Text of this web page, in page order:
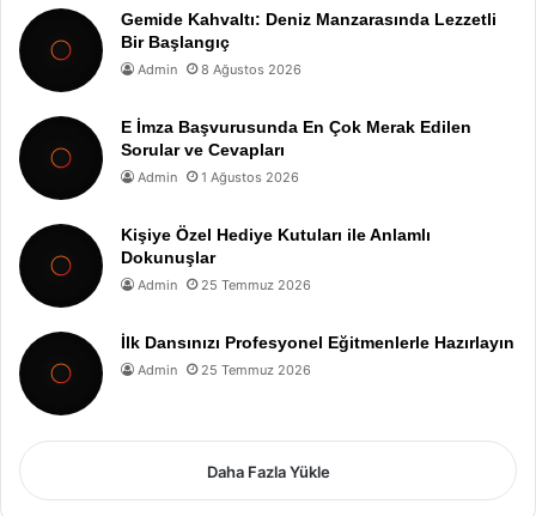
Gemide Kahvaltı: Deniz Manzarasında Lezzetli
Bir Başlangıç
Admin 8 Ağustos 2026
E İmza Başvurusunda En Çok Merak Edilen
Sorular ve Cevapları
Admin 1 Ağustos 2026
Kişiye Özel Hediye Kutuları ile Anlamlı
Dokunuşlar
Admin 25 Temmuz 2026
İlk Dansınızı Profesyonel Eğitmenlerle Hazırlayın
Admin 25 Temmuz 2026
Daha Fazla Yükle